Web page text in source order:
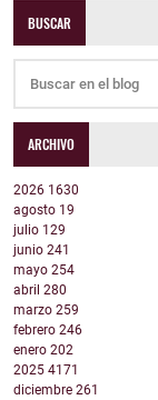
BUSCAR
ARCHIVO
2026 1630
agosto 19
julio 129
junio 241
mayo 254
abril 280
marzo 259
febrero 246
enero 202
2025 4171
diciembre 261